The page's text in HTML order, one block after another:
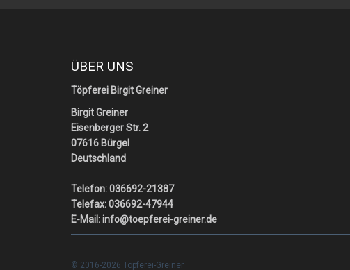
ÜBER UNS
Töpferei Birgit Greiner
Birgit Greiner
Eisenberger Str. 2
07616 Bürgel
Deutschland
Telefon: 036692-21387
Telefax: 036692-47944
E-Mail:info@toepferei-greiner.de
© 2016-2026 Töpferei-Greiner